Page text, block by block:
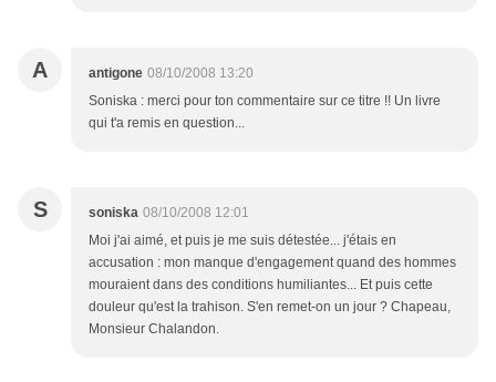
A antigone 08/10/2008 13:20
Soniska : merci pour ton commentaire sur ce titre !! Un livre
qui t'a remis en question...
S soniska 08/10/2008 12:01
Moi j'ai aimé, et puis je me suis détestée... j'étais en
accusation : mon manque d'engagement quand des hommes
mouraient dans des conditions humiliantes... Et puis cette
douleur qu'est la trahison. S'en remet-on un jour ? Chapeau,
Monsieur Chalandon.